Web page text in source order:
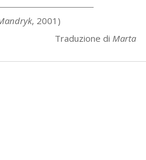
, 2001)
di Marta